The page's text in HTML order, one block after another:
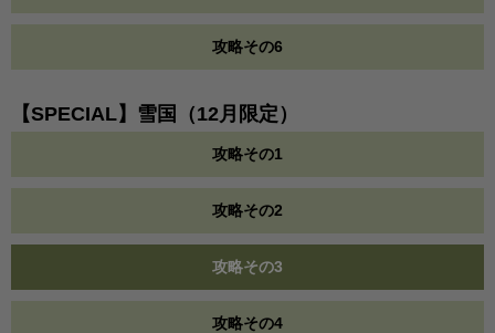
攻略その6
【SPECIAL】雪国（12月限定）
攻略その1
攻略その2
攻略その3
攻略その4